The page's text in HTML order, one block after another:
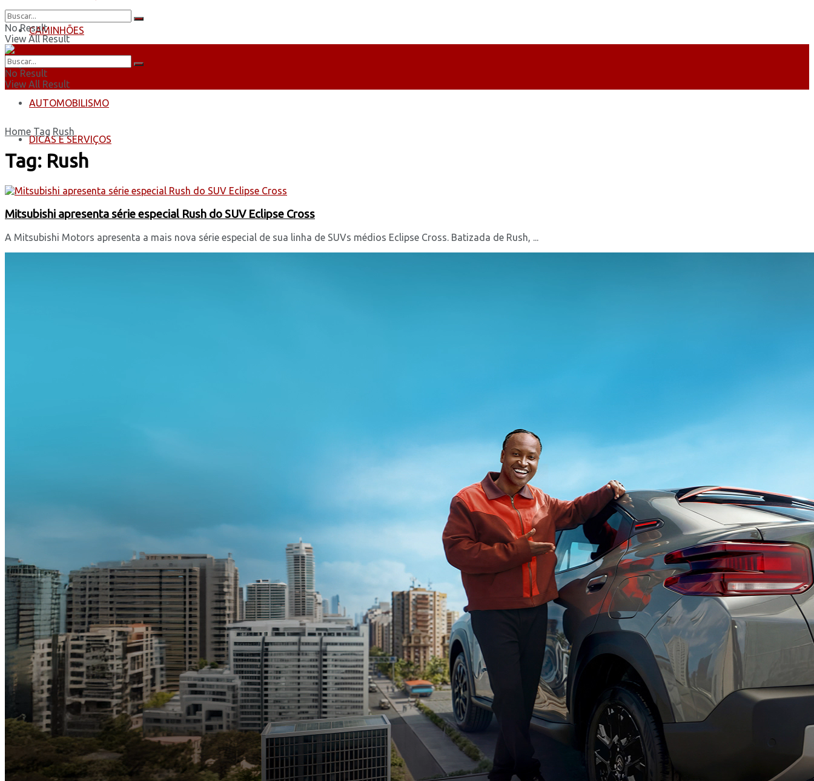
CAMINHÕES
ÔNIBUS
AUTOMOBILISMO
DICAS E SERVIÇOS
No Result
View All Result
No Result
View All Result
Home Tag Rush
Tag: Rush
Mitsubishi apresenta série especial Rush do SUV Eclipse Cross
A Mitsubishi Motors apresenta a mais nova série especial de sua linha de SUVs médios Eclipse Cross. Batizada de Rush, ...